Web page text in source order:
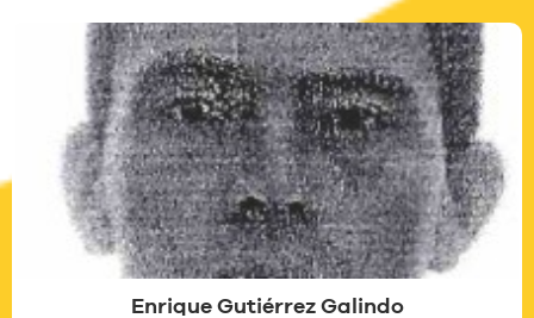
Enrique Gutiérrez Galindo